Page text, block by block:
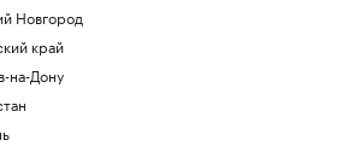
Новгород
край
на-Дону